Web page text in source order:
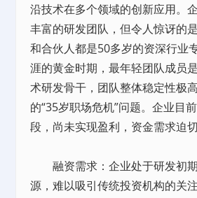
沿技术在多个领域的创新应用。
丰富的研发团队，但令人惊讶的
和合伙人都是50多岁的资深行业
涯的黄金时期，最年轻团队成员
术研发骨干，团队整体稳定性极
的“35岁职场危机”问题。企业目
段，尚未实现盈利，资金需求迫切
融资需求：企业处于研发初
源，难以吸引传统投资机构的关